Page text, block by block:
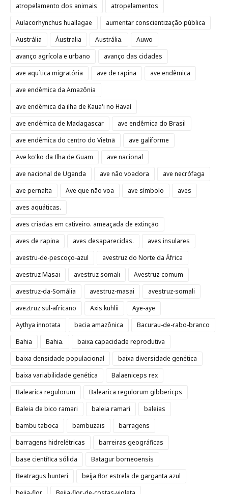
atropelamento dos animais
atropelamentos
Aulacorhynchus huallagae
aumentar conscientização pública
Austrália
Áustralia Austrália.
Auwo
avanço agrícola e urbano
avanço das cidades
ave aqu´tica migratória
ave de rapina
ave endêmica
ave endêmica da Amazônia
ave endêmica da ilha de Kaua'i no Havaí
ave endêmica de Madagascar
ave endêmica do Brasil
ave endêmica do centro do Vietnã
ave galiforme
Ave ko'ko da Ilha de Guam
ave nacional
ave nacional de Uganda
ave não voadora
ave necrófaga
ave pernalta
Ave que não voa ave símbolo
aves
aves aquáticas.
aves criadas em cativeiro. ameaçada de extinção
aves de rapina
aves desaparecidas.
aves insulares
avestru-de-pescoço-azul
avestruz do Norte da África
avestruz Masai
avestruz somali
Avestruz-comum
avestruz-da-Somália
avestruz-masai
avestruz-somali
aveztruz sul-africano
Axis kuhlii
Aye-aye
Aythya innotata
bacia amazônica
Bacurau-de-rabo-branco
Bahia
Bahia.
baixa capacidade reprodutiva
baixa densidade populacional
baixa diversidade genética
baixa variabilidade genética
Balaeniceps rex
Balearica regulorum
Balearica regulorum gibbericps
Baleia de bico ramari
baleia ramari
baleias
bambu taboca
bambuzais
barragens
barragens hidrelétricas
barreiras geográficas
base científica sólida
Batagur borneoensis
Beatragus hunteri
beija flor estrela de garganta azul